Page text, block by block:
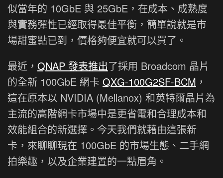
似當年的 10GbE 與 25GbE，在成本、成熟度
與實務彈性已經取得最佳平衡，簡單說就是市
場甜蜜點已到，價格夠便宜就可以買了。
最近， QNAP 發表推出了採用 Broadcom 晶片
的全新 100GbE 網卡 QXG-100G2SF-BCM ，
這在原本以 NVIDIA (Mellanox) 和英特爾晶片為
主流的高階網卡市場中是更省電和合理成本和
效能組合的新選擇。今天我們就藉由這張新
卡，來聊聊現在 100GbE 的市場生態、二手網
拍樂趣，以及企業建置的一點眉角。